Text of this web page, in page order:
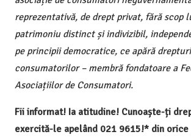
reprezentativă, de drept privat, fără scop
patrimoniu distinct și indivizibil,
pe principii democratice, ce apără
consumatorilor – membră fondatoare a
Asociațiilor de Consumatori.
Fii informat! Ia atitudine! Cunoaște-ți
exercită-le apelând 021 9615!* din orice